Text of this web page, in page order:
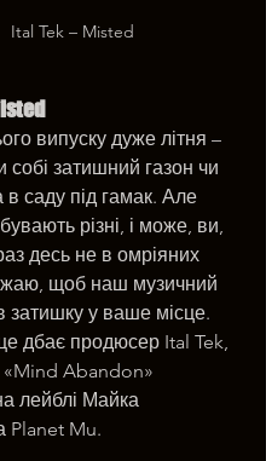
Ital Tek – Misted
випуску дуже літня –
собі затишний газон чи
саду під гамак. Але
різні, і може, ви,
десь не в омріяних
щоб наш музичний
затишку у ваше місце.
дбає продюсер Ital Tek,
«Mind Abandon»
лейблі Майка
Planet Mu.